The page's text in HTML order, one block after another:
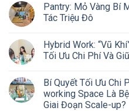
Pantry: Mỏ Vàng Bí
Tác Triệu Đô
Hybrid Work: “Vũ
Tối Ưu Chi Phí Và
Bí Quyết Tối Ưu Chi
working Space Là
Giai Đoạn Scale-up?